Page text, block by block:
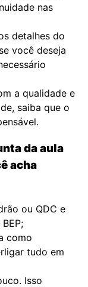
nas
detalhes do
você deseja
a qualidade e
saiba que o
da aula
acha
ou QDC e
como
tudo em
Isso